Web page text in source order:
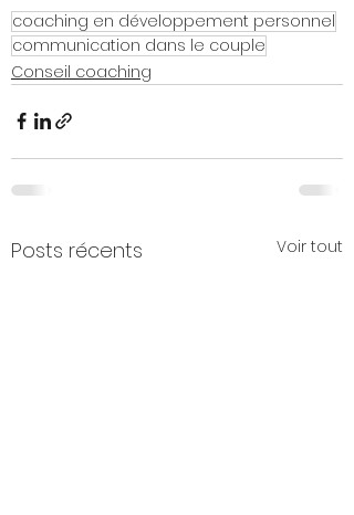
coaching en développement personnel
communication dans le couple
Conseil coaching
Posts récents Voir tout